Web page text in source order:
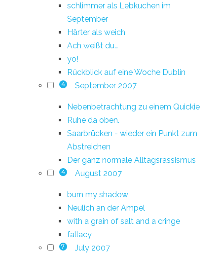
schlimmer als Lebkuchen im
September
Härter als weich
Ach weißt du…
yo!
Rückblick auf eine Woche Dublin
4 September 2007
Nebenbetrachtung zu einem Quickie
Ruhe da oben.
Saarbrücken - wieder ein Punkt zum
Abstreichen
Der ganz normale Alltagsrassismus
4 August 2007
burn my shadow
Neulich an der Ampel
with a grain of salt and a cringe
fallacy
7 July 2007